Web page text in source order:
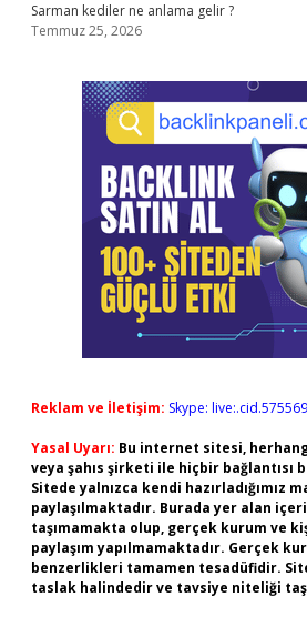
Sarman kediler ne anlama gelir ?
Temmuz 25, 2026
Reklam ve İletişim: Skype:
Yasal Uyarı: Bu internet sitesi,
veya şahıs şirketi ile hiçbir bağlantısı
Sitede yalnızca kendi hazırladığımız
paylaşılmaktadır. Burada yer alan
taşımamakta olup, gerçek kurum ve
paylaşım yapılmamaktadır. Gerçek
benzerlikleri tamamen tesadüfidir.
taslak halindedir ve tavsiye niteliği